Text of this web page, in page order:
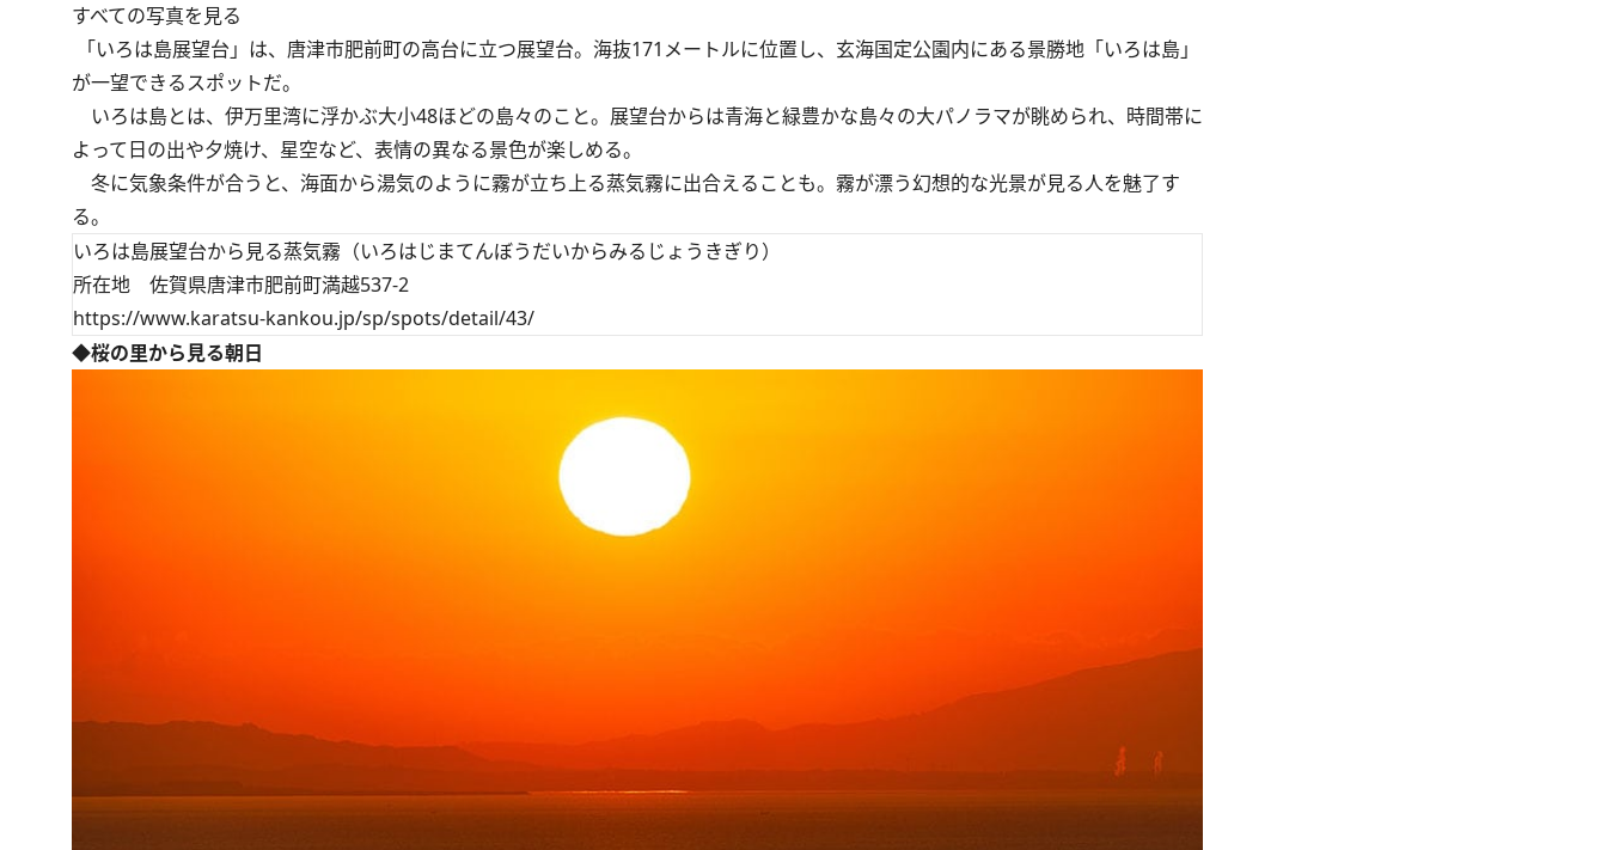
すべての写真を見る
「いろは島展望台」は、唐津市肥前町の高台に立つ展望台。海抜171メートルに位置し、玄海国定公園内にある景勝地「いろは島」
が一望できるスポットだ。
いろは島とは、伊万里湾に浮かぶ大小48ほどの島々のこと。展望台からは青海と緑豊かな島々の大パノラマが眺められ、時間帯に
よって日の出や夕焼け、星空など、表情の異なる景色が楽しめる。
冬に気象条件が合うと、海面から湯気のように霧が立ち上る蒸気霧に出合えることも。霧が漂う幻想的な光景が見る人を魅了す
る。
いろは島展望台から見る蒸気霧（いろはじまてんぼうだいからみるじょうきぎり）
所在地 佐賀県唐津市肥前町満越537-2
https://www.karatsu-kankou.jp/sp/spots/detail/43/
◆桜の里から見る朝日